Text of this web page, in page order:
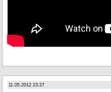
11.05.2012 23:27